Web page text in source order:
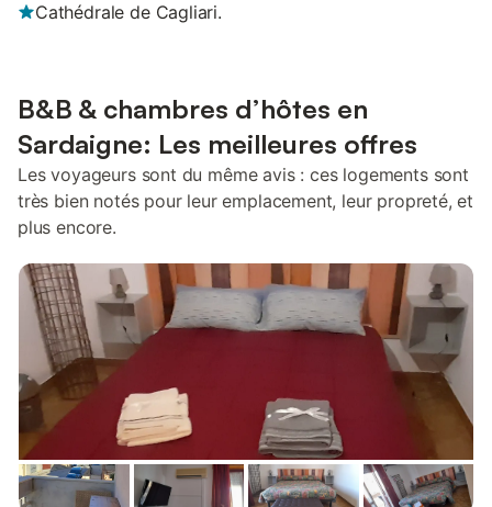
Cathédrale de Cagliari.
B&B & chambres d’hôtes en
Sardaigne: Les meilleures offres
Les voyageurs sont du même avis : ces logements sont
très bien notés pour leur emplacement, leur propreté, et
plus encore.